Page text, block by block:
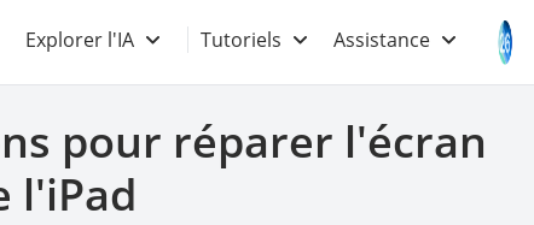
Explorer l'IA Tutoriels Assistance
pour réparer l'écran
l'iPad